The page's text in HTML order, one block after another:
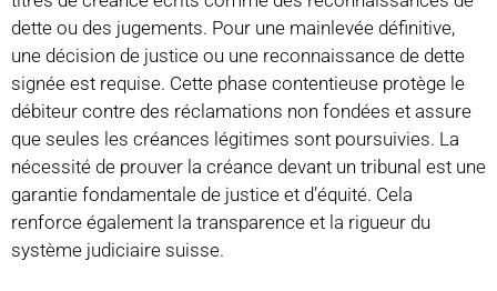
dette ou des jugements. Pour une mainlevée définitive,
une décision de justice ou une reconnaissance de dette
signée est requise. Cette phase contentieuse protège le
débiteur contre des réclamations non fondées et assure
que seules les créances légitimes sont poursuivies. La
nécessité de prouver la créance devant un tribunal est une
garantie fondamentale de justice et d’équité. Cela
renforce également la transparence et la rigueur du
système judiciaire suisse.